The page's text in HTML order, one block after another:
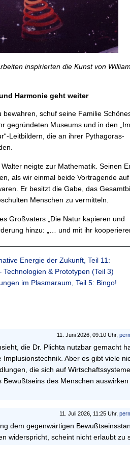
inspirierten die Kunst von
Harmonie geht weiter
bewahren, schuf seine Familie
gegründeten Museums und in den „Im
Leitbildern, die an ihrer Pythagoras-
neigte zur Mathematik. Seinen
als wir einmal beide Vortragende auf
Er besitzt die Gabe, das
Menschen zu vermitteln.
Großvaters „Die Natur kapieren und
hinzu: „… und mit ihr
Energie der Zukunft, Teil 11:
& Prototypen (Teil 3)
im Plasmaraum, Teil 5: Bingo!
11. Juni 2026, 09:10 Uhr,
die Dr. Plichta nutzbar gemacht
Aber es gibt viele
die sich auf
Bewußtseins des Menschen auswirken
11. Juli 2026, 11:25 Uhr,
dem gegenwärtigen
widerspricht, scheint nicht erlaubt zu